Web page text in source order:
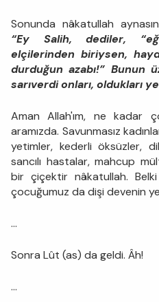
Sonunda nâkatullah
“Ey Salih, dediler,
elçilerinden biriysen,
durduğun azabı!” Bunun
sarıverdi onları, oldukları
Aman Allah'ım, ne kadar
aramızda. Savunmasız
yetimler, kederli öksüzler,
sancılı hastalar, mahcup
bir çiçektir nâkatullah.
çocuğumuz da dişi devenin
...
Sonra Lût (as) da geldi. Âh!
...